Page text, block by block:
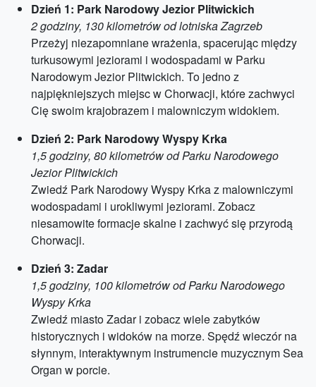
Dzień 1: Park Narodowy Jezior Plitwickich
2 godziny, 130 kilometrów od lotniska Zagrzeb
Przeżyj niezapomniane wrażenia, spacerując między
turkusowymi jeziorami i wodospadami w Parku
Narodowym Jezior Plitwickich. To jedno z
najpiękniejszych miejsc w Chorwacji, które zachwyci
Cię swoim krajobrazem i malowniczym widokiem.
Dzień 2: Park Narodowy Wyspy Krka
1,5 godziny, 80 kilometrów od Parku Narodowego
Jezior Plitwickich
Zwiedź Park Narodowy Wyspy Krka z malowniczymi
wodospadami i urokliwymi jeziorami. Zobacz
niesamowite formacje skalne i zachwyć się przyrodą
Chorwacji.
Dzień 3: Zadar
1,5 godziny, 100 kilometrów od Parku Narodowego
Wyspy Krka
Zwiedź miasto Zadar i zobacz wiele zabytków
historycznych i widoków na morze. Spędź wieczór na
słynnym, interaktywnym instrumencie muzycznym Sea
Organ w porcie.